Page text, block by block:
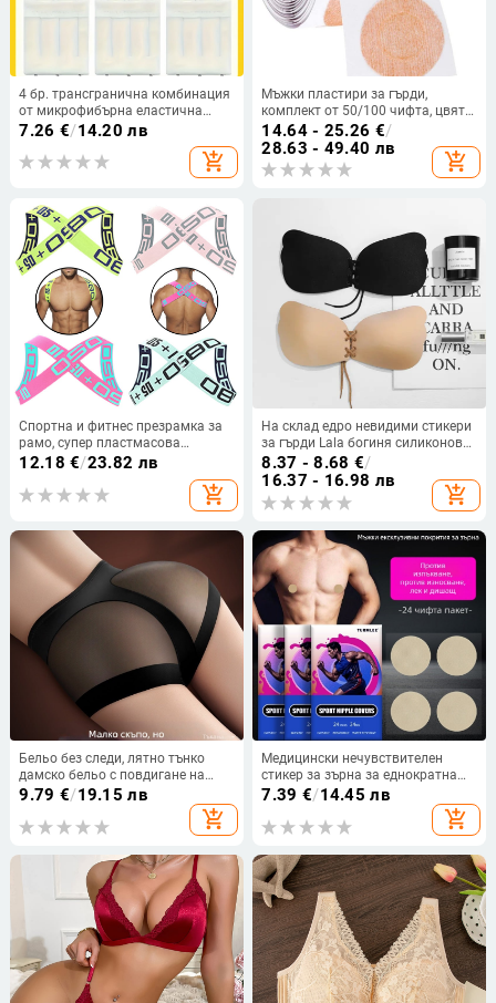
4 бр. трансгранична комбинация
от микрофибърна еластична
триредова трикопчена катарама
перлена чанта, доставка на
7.26 €/14.20 лв
add_shopping_cart
Мъжки пластири за гърди,
комплект от 50/100 чифта, цвят
на кожата, самозалепващи се,
против издуване, невидими,
подходящи за спорт
14.64 - 25.26 €/
28.63 - 49.40 лв
add_shopping_cart
Спортна и фитнес презрамка за
рамо, супер пластмасова
еластична презрамка за гръдни
презрамка за гръдни мускули,
европейска и американска мода
12.18 €/23.82 лв
add_shopping_cart
На склад едро невидими стикери
за гърди Lala богиня силиконова
сватбена рокля повдигащо бельо
за гърди стикери за гърди с
връзки, събран сутиен с крила
8.37 - 8.68 €/
16.37 - 16.98 лв
add_shopping_cart
Бельо без следи, лятно тънко
дамско бельо с повдигане на
ханша, секси, ледено копринено,
коремно бельо, големи размери,
голямо дупе, чист памучен
9.79 €/19.15 лв
add_shopping_cart
Медицински нечувствителен
стикер за зърна за еднократна
употреба против подутини за
момчета, невидим маратонски
спортен антифрикционен стикер
7.39 €/14.45 лв
add_shopping_cart